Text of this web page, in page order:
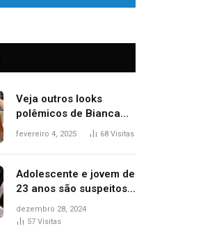
Veja outros looks
polêmicos de Bianca
Censori, esposa de
Grammy 2025
fevereiro 4, 2025 68 Visitas
Adolescente e jovem de
23 anos são suspeitos
de vender drogas
próximo de delegacia e
dezembro 28, 2024
57 Visitas